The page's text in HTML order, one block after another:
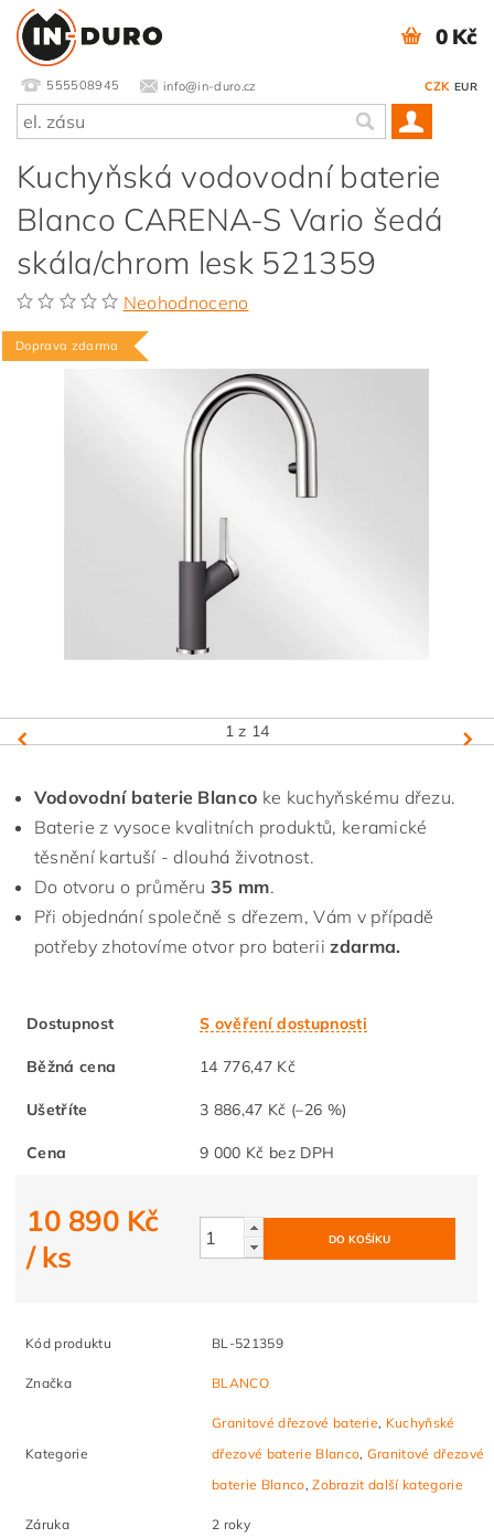
555508945 info@in-duro.cz CZK EUR
0 Kč
Kuchyňská vodovodní baterie
Blanco CARENA-S Vario šedá
skála/chrom lesk 521359
Neohodnoceno
Doprava zdarma
1 z 14
Vodovodní baterie Blanco ke kuchyňskému dřezu.
Baterie z vysoce kvalitních produktů, keramické
těsnění kartuší - dlouhá životnost.
Do otvoru o průměru35 mm.
Při objednání společně s dřezem, Vám v případě
potřeby zhotovíme otvor pro bateriizdarma.
Dostupnost S ověření dostupnosti
Běžná cena 14 776,47 Kč
Ušetříte 3 886,47 Kč (–26 %)
Cena 9 000 Kč bez DPH
10 890 Kč
/ ks
Kód produktu BL-521359
Značka BLANCO
Kategorie
Granitové dřezové baterie, Kuchyňské
dřezové baterie Blanco, Granitové dřezové
baterie Blanco,Zobrazit další kategorie
Záruka 2 roky